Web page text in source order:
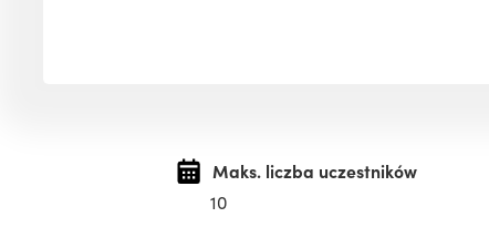
Maks. liczba uczestników
10